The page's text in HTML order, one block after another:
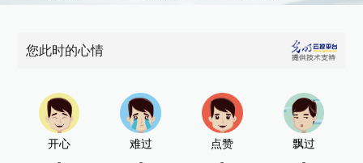
您此时的心情
开心 难过 点赞 飘过